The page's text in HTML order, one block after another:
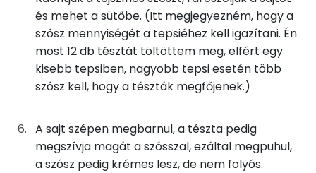
Többszörösen telítetlen zsírsav
2 g
Koleszterin
67 mg
Ásványi anyagok
Összesen
1190.8 g
Cink
2 mg
és mehet a sütőbe. (Itt megjegyezném, hogy a
szósz mennyiségét a tepsiéhez kell igazítani. Én
most 12 db tésztát töltöttem meg, elfért egy
kisebb tepsiben, nagyobb tepsi esetén több
szósz kell, hogy a tészták megfőjenek.)
A sajt szépen megbarnul, a tészta pedig
megszívja magát a szósszal, ezáltal megpuhul,
a szósz pedig krémes lesz, de nem folyós.